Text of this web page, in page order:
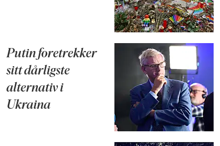
Putin foretrekker
sitt dårligste
alternativ i
Ukraina